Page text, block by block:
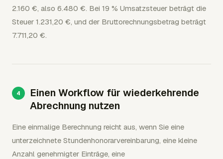
2.160 €, also 6.480 €. Bei 19 % Umsatzsteuer beträgt die
Steuer 1.231,20 €, und der Bruttorechnungsbetrag beträgt
7.711,20 €.
Einen Workflow für wiederkehrende
Abrechnung nutzen
Eine einmalige Berechnung reicht aus, wenn Sie eine
unterzeichnete Stundenhonorarvereinbarung, eine kleine
Anzahl genehmigter Einträge, eine